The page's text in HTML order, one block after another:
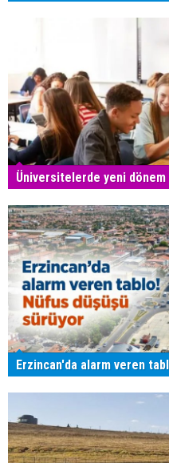
Üniversitelerde yeni dönem
Erzincan'da alarm veren